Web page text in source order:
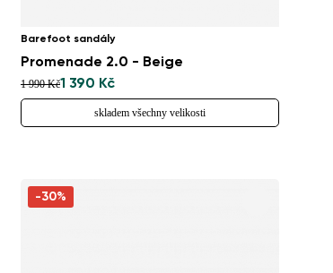
Barefoot sandály
Promenade 2.0 - Beige
1 990 Kč1 390 Kč
skladem všechny velikosti
-30%